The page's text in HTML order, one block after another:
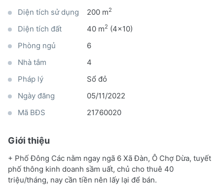
Diện tích sử dụng 200 m2
Diện tích đất 40 m2 (4x10)
Phòng ngủ
6
Nhà tắm
4
Pháp lý
Sổ đỏ
Ngày đăng
05/11/2022
Mã BĐS
21760020
Giới thiệu
+ Phố Đông Các nằm ngay ngã 6 Xã Đàn, Ô Chợ Dừa, tuyết
phố thông kinh doanh sầm uất, chủ cho thuê 40
triệu/tháng, nay cần tiền nên lấy lại để bán.